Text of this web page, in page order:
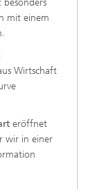
mit einem
Wirtschaft
eröffnet
wir in einer